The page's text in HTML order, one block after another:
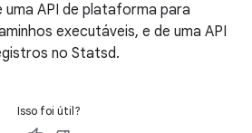
uma API de plataforma para
executáveis, e de uma API
no Statsd.
Isso foi útil?